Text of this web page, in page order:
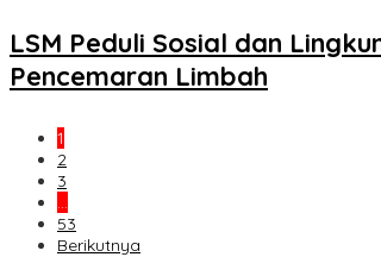
LSM Peduli Sosial dan
Pencemaran Limbah
1
2
3
…
53
Berikutnya